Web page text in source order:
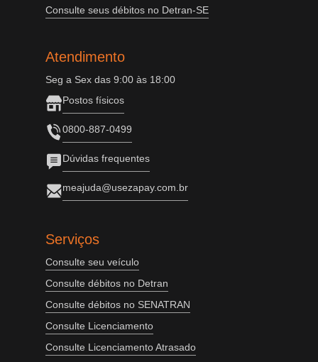
Consulte seus débitos no Detran-SE
Atendimento
Seg a Sex das 9:00 às 18:00
Postos físicos
0800-887-0499
Dúvidas frequentes
meajuda@usezapay.com.br
Serviços
Consulte seu veículo
Consulte débitos no Detran
Consulte débitos no SENATRAN
Consulte Licenciamento
Consulte Licenciamento Atrasado